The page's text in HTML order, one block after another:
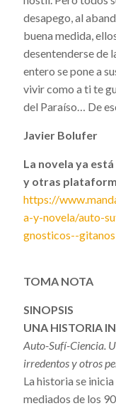
desapego, al
buena medida,
desentenderse de
entero se pone a
vivir como a ti te
del Paraíso… De
Javier Bolufer
La novela ya
y otras
https://
a-y-novela/auto-
gnosticos--
TOMA NOTA
SINOPSIS
UNA HISTORIA
Auto-Sufí-Ciencia.
irredentos y otros
La historia se
mediados de los